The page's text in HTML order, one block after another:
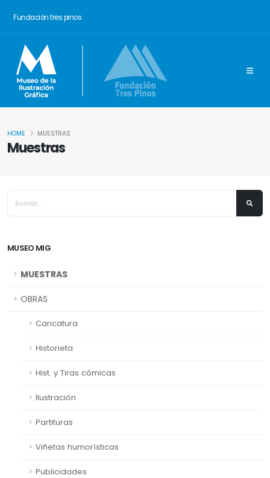
Fundación tres pinos
Muestras
HOME MUESTRAS
MUSEO MIG
MUESTRAS
OBRAS
Caricatura
Historieta
Hist. y Tiras cómicas
Ilustración
Partituras
Viñetas humorísticas
Publicidades